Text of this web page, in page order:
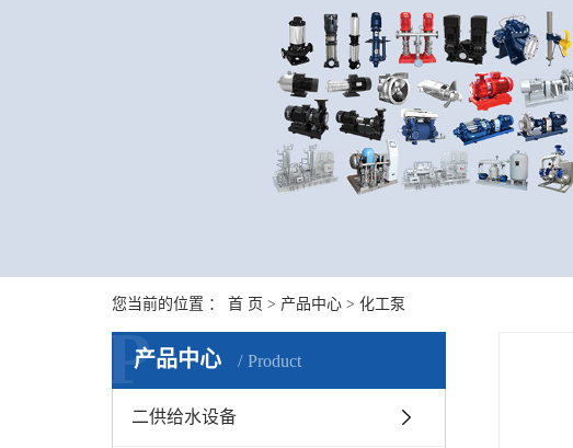
您当前的位置 ： 首 页 > 产品中心 > 化工泵
产品中心 Product
P
二供给水设备